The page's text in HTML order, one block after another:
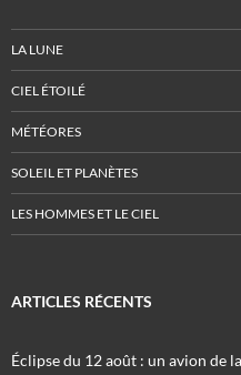
LA LUNE
CIEL ÉTOILÉ
MÉTÉORES
SOLEIL ET PLANÈTES
LES HOMMES ET LE CIEL
ARTICLES RÉCENTS
Éclipse du 12 août : un avion de